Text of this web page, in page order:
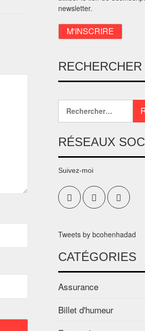
newsletter.
RECHERCHER
RÉSEAUX
Suivez-moi
Tweets by bcohenhadad
CATÉGORIES
Assurance
Billet d'humeur